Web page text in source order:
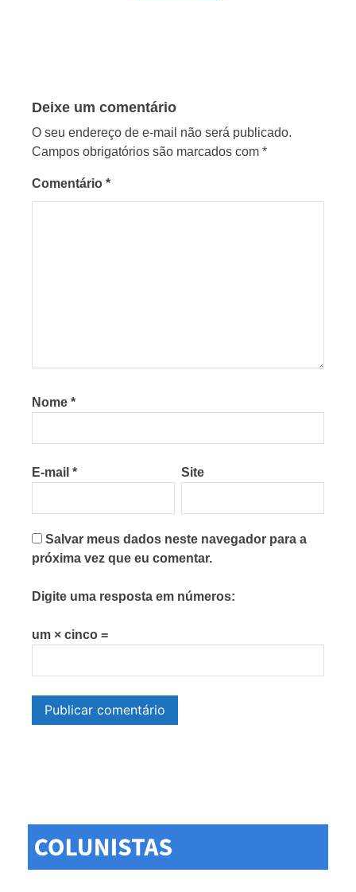
Deixe um comentário
O seu endereço de e-mail não será publicado.
Campos obrigatórios são marcados com *
Comentário *
Nome *
E-mail * Site
Salvar meus dados neste navegador para a
próxima vez que eu comentar.
Digite uma resposta em números:
um × cinco =